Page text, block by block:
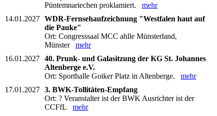
Püntemnariechen proklamiert. mehr
14.01.2027 WDR-Fernsehaufzeichnung "Westfalen haut auf
die Pauke"
Ort: Congresssaal MCC ahlle Münsterland,
Münster mehr
16.01.2027 40. Prunk- und Galasitzung der KG St. Johannes
Altenberge e.V.
Ort: Sporthalle Goiker Platz in Altenberge. mehr
17.01.2027 3. BWK-Tollitäten-Empfang
Ort: ? Veranstalter ist der BWK Ausrichter ist der
CCFfL mehr